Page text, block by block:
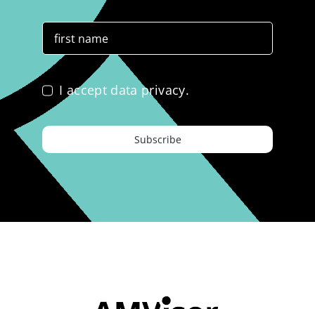
I accept data privacy.
Subscribe